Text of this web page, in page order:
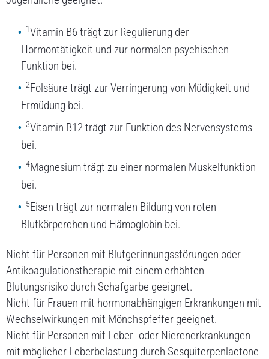
1Vitamin B6 trägt zur Regulierung der
Hormontätigkeit und zur normalen psychischen
Funktion bei.
2Folsäure trägt zur Verringerung von Müdigkeit und
Ermüdung bei.
3Vitamin B12 trägt zur Funktion des Nervensystems
bei.
4Magnesium trägt zu einer normalen Muskelfunktion
bei.
5Eisen trägt zur normalen Bildung von roten
Blutkörperchen und Hämoglobin bei.
Nicht für Personen mit Blutgerinnungsstörungen oder
Antikoagulationstherapie mit einem erhöhten
Blutungsrisiko durch Schafgarbe geeignet.
Nicht für Frauen mit hormonabhängigen Erkrankungen mit
Wechselwirkungen mit Mönchspfeffer geeignet.
Nicht für Personen mit Leber- oder Nierenerkrankungen
mit möglicher Leberbelastung durch Sesquiterpenlactone